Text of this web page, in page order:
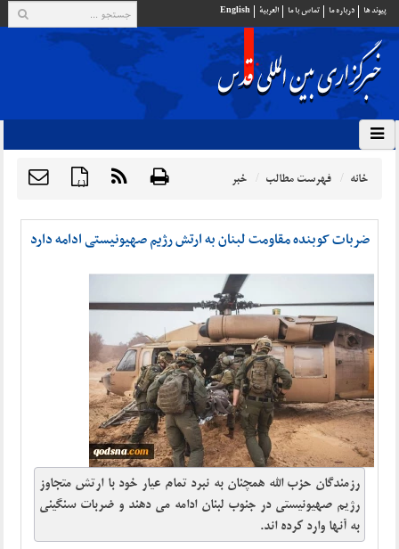
پيوند ها درباره ما تماس با ما العربية English
{ } خانه فهرست مطالب خبر
ضربات کوبنده مقاومت لبنان به ارتش رژیم صهیونیستی ادامه دارد
رزمندگان حزب الله همچنان به نبرد تمام عیار خود با ارتش متجاوز
رژیم صهیونیستی در جنوب لبنان ادامه می دهند و ضربات سنگینی
به آنها وارد کرده اند.